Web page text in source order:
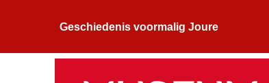
Geschiedenis voormalig Joure